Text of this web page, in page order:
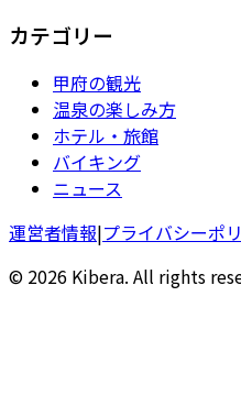
カテゴリー
甲府の観光
温泉の楽しみ方
ホテル・旅館
バイキング
ニュース
運営者情報|プライバシーポ
© 2026 Kibera. All rights